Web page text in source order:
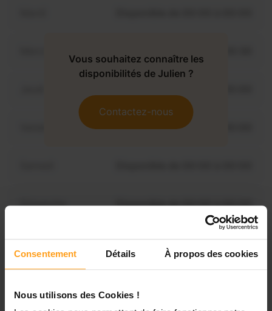
Consentement Détails À propos des cookies
Nous utilisons des Cookies !
Disponible de 00:00 à 00:00
Dimanche Disponible de 00:00 à 00:00
Vous souhaitez connaître les
disponibilités de Julien ?
Contactez-nous